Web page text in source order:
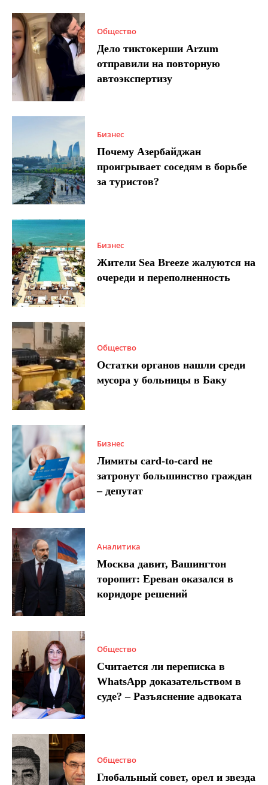
Общество
Дело тиктокерши Arzum
отправили на повторную
автоэкспертизу
Бизнес
Почему Азербайджан
проигрывает соседям в борьбе
за туристов?
Бизнес
Жители Sea Breeze жалуются на
очереди и переполненность
Общество
Остатки органов нашли среди
мусора у больницы в Баку
Бизнес
Лимиты card-to-card не
затронут большинство граждан
– депутат
Аналитика
Москва давит, Вашингтон
торопит: Ереван оказался в
коридоре решений
Общество
Считается ли переписка в
WhatsApp доказательством в
суде? – Разъяснение адвоката
Общество
Глобальный совет, орел и звезда